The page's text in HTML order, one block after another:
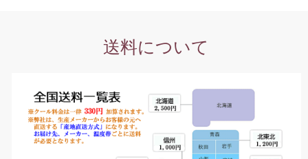
送料について